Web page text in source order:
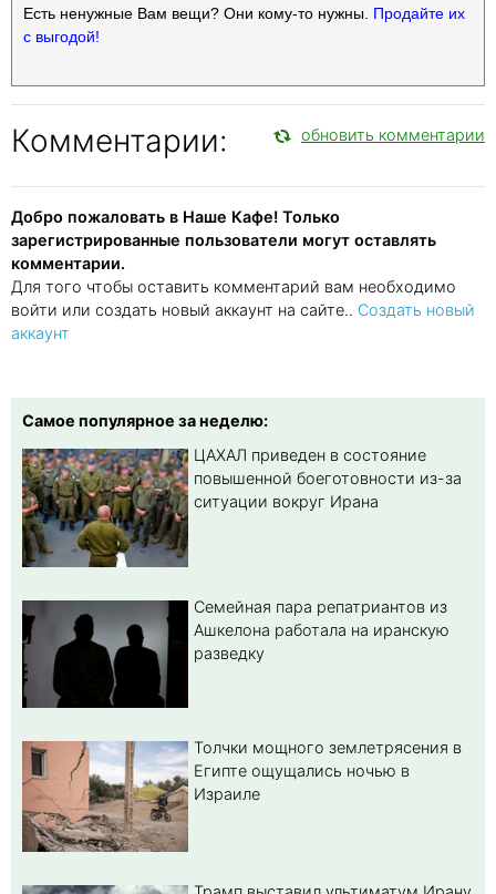
Есть ненужные Вам вещи? Они кому-то нужны. Продайте их
с выгодой!
Комментарии: обновить комментарии
Добро пожаловать в Наше Кафе! Только
зарегистрированные пользователи могут оставлять
комментарии.
Для того чтобы оставить комментарий вам необходимо
войти или создать новый аккаунт на сайте.. Создать новый
аккаунт
Самое популярное за неделю:
ЦАХАЛ приведен в состояние
повышенной боеготовности из-за
ситуации вокруг Ирана
Семейная пара репатриантов из
Ашкелона работала на иранскую
разведку
Толчки мощного землетрясения в
Египте ощущались ночью в
Израиле